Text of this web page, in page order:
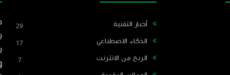
أخبار التقنية 29
الذكاء الاصطناعي 17
الربح من الانترنت 7